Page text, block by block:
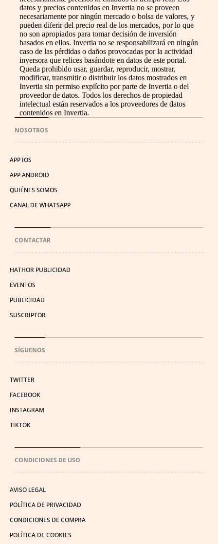
datos y precios contenidos en Invertia no se proveen
necesariamente por ningún mercado o bolsa de valores, y
pueden diferir del precio real de los mercados, por lo que
no son apropiados para tomar decisión de inversión
basados en ellos. Invertia no se responsabilizará en ningún
caso de las pérdidas o daños provocadas por la actividad
inversora que relices basándote en datos de este portal.
Queda prohibido usar, guardar, reproducir, mostrar,
modificar, transmitir o distribuir los datos mostrados en
Invertia sin permiso explícito por parte de Invertia o del
proveedor de datos. Todos los derechos de propiedad
intelectual están reservados a los proveedores de datos
contenidos en Invertia.
NOSOTROS
APP IOS
APP ANDROID
QUIÉNES SOMOS
CANAL DE WHATSAPP
CONTACTAR
HATHOR PUBLICIDAD
EVENTOS
PUBLICIDAD
SUSCRIPTOR
SÍGUENOS
TWITTER
FACEBOOK
INSTAGRAM
TIKTOK
CONDICIONES DE USO
AVISO LEGAL
POLÍTICA DE PRIVACIDAD
CONDICIONES DE COMPRA
POLÍTICA DE COOKIES